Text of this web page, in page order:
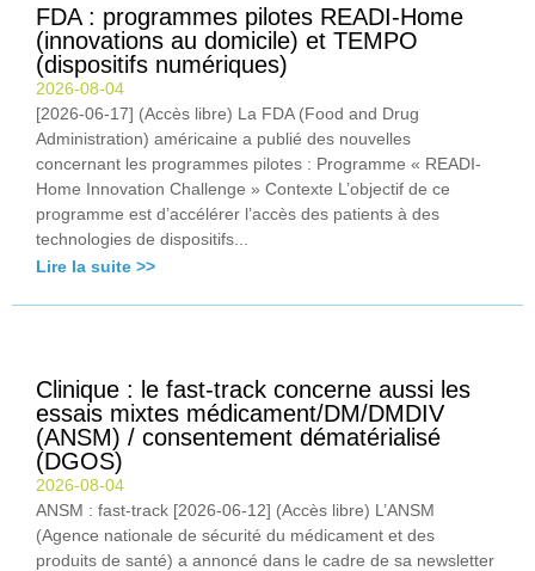
FDA : programmes pilotes READI-Home
(innovations au domicile) et TEMPO
(dispositifs numériques)
2026-08-04
[2026-06-17] (Accès libre) La FDA (Food and Drug
Administration) américaine a publié des nouvelles
concernant les programmes pilotes : Programme « READI-
Home Innovation Challenge » Contexte L’objectif de ce
programme est d’accélérer l’accès des patients à des
technologies de dispositifs...
Lire la suite >>
Clinique : le fast-track concerne aussi les
essais mixtes médicament/DM/DMDIV
(ANSM) / consentement dématérialisé
(DGOS)
2026-08-04
ANSM : fast-track [2026-06-12] (Accès libre) L’ANSM
(Agence nationale de sécurité du médicament et des
produits de santé) a annoncé dans le cadre de sa newsletter